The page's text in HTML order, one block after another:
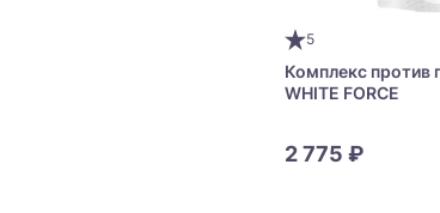
5
Комплекс против
WHITE FORCE
2 775 ₽